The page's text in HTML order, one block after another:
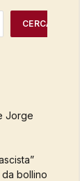
CERCA
Jorge
bollino